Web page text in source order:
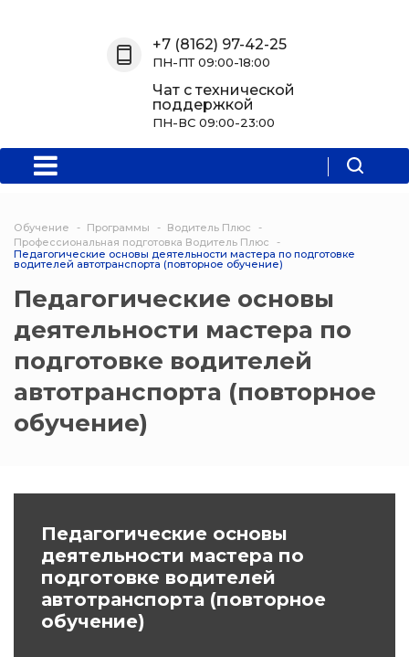
колледж
Программы
Программы
подготовки
(Скрытые)
Цифровая
Мероприятия
Информация
+7 (8162) 97-42-25
ПН-ПТ 09:00-18:00
Чат с технической
поддержкой
ПН-ВС 09:00-23:00
Обучение Программы
Водитель Плюс
Профессиональная подготовка Водитель Плюс
Педагогические основы деятельности мастера по подготовке
водителей автотранспорта (повторное обучение)
Педагогические основы
деятельности мастера по
подготовке водителей
автотранспорта (повторное
обучение)
Педагогические основы
деятельности мастера по
подготовке водителей
автотранспорта (повторное
обучение)